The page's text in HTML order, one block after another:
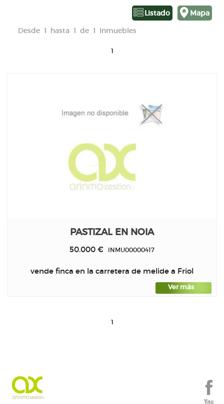
Mapa
Listado
Desde 1 hasta 1 de 1 Inmuebles
1
PASTIZAL EN NOIA
50.000 € INMU00000417
vende finca en la carretera de melide a Friol
Ver más
1